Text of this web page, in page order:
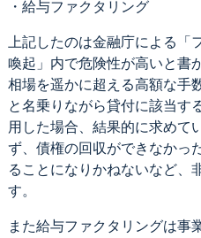
・給与ファクタリング
上記したのは金融庁による
喚起」内で危険性が高いと書
相場を遥かに超える高額な手
と名乗りながら貸付に該当す
用した場合、結果的に求めて
ず、債権の回収ができなかっ
ることになりかねないなど、
す。
また給与ファクタリングは事